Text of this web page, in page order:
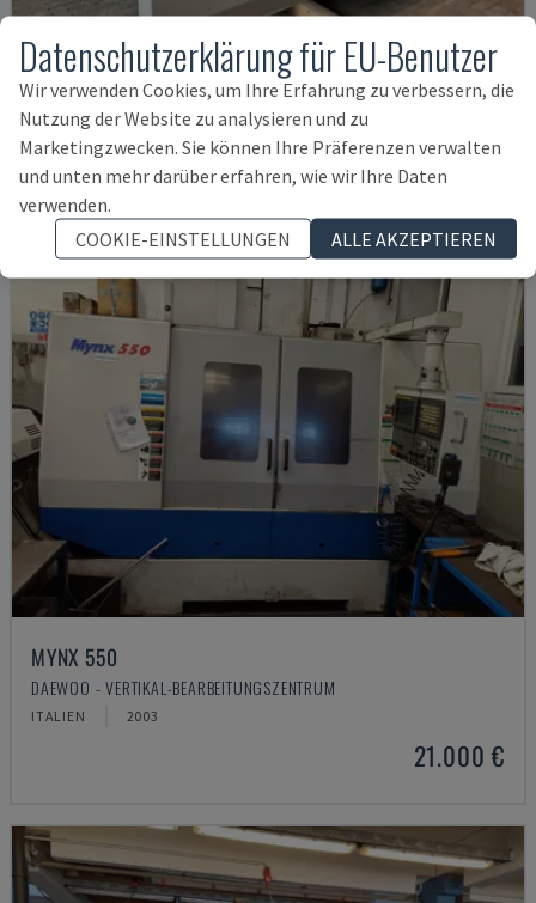
U5-1530
SPINNER - VERTIKAL-BEARBEITUNGSZENTRUM
DEUTSCHLAND 2021 6.000 STD
145.000 €
MYNX 550
DAEWOO - VERTIKAL-BEARBEITUNGSZENTRUM
ITALIEN 2003
21.000 €
Datenschutzerklärung für EU-Benutzer
Wir verwenden Cookies, um Ihre Erfahrung zu verbessern, die
Nutzung der Website zu analysieren und zu
Marketingzwecken. Sie können Ihre Präferenzen verwalten
und unten mehr darüber erfahren, wie wir Ihre Daten
verwenden.
COOKIE-EINSTELLUNGEN
ALLE AKZEPTIEREN